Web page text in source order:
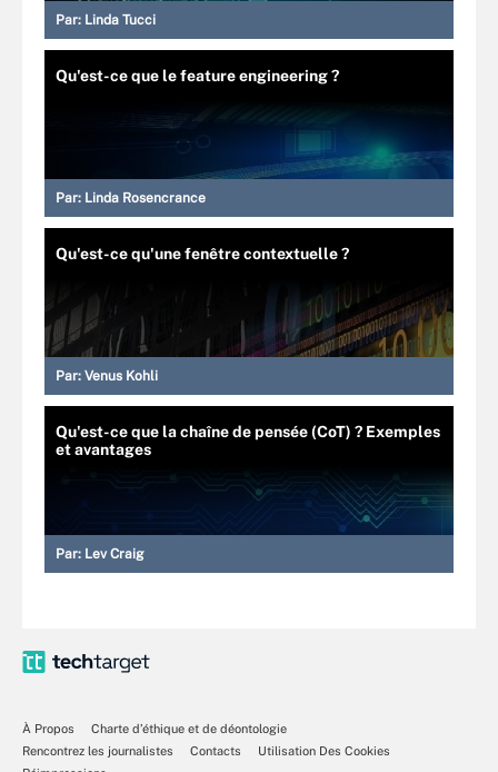
Par: Linda Tucci
Qu'est-ce que le feature engineering ?
Par: Linda Rosencrance
Qu'est-ce qu'une fenêtre contextuelle ?
Par: Venus Kohli
Qu'est-ce que la chaîne de pensée (CoT) ? Exemples
et avantages
Par: Lev Craig
À Propos
Charte d’éthique et de déontologie
Rencontrez les journalistes
Contacts
Utilisation Des Cookies